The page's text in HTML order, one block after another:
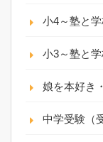
小4～塾と
小3～塾と
娘を本好き
中学受験（